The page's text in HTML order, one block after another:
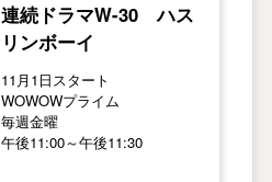
連続ドラマW-30 ハス
リンボーイ
11月1日スタート
WOWOWプライム
毎週金曜
午後11:00～午後11:30